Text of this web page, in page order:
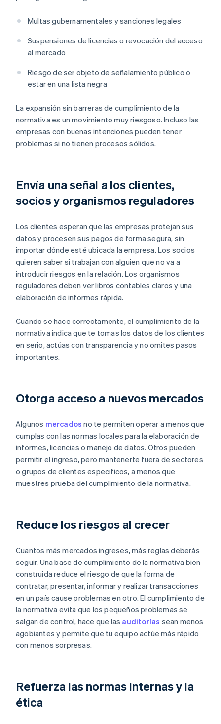
Multas gubernamentales y sanciones legales
Suspensiones de licencias o revocación del acceso
al mercado
Riesgo de ser objeto de señalamiento público o
estar en una lista negra
La expansión sin barreras de cumplimiento de la
normativa es un movimiento muy riesgoso. Incluso las
empresas con buenas intenciones pueden tener
problemas si no tienen procesos sólidos.
Envía una señal a los clientes,
socios y organismos reguladores
Los clientes esperan que las empresas protejan sus
datos y procesen sus pagos de forma segura, sin
importar dónde esté ubicada la empresa. Los socios
quieren saber si trabajan con alguien que no va a
introducir riesgos en la relación. Los organismos
reguladores deben ver libros contables claros y una
elaboración de informes rápida.
Cuando se hace correctamente, el cumplimiento de la
normativa indica que te tomas los datos de los clientes
en serio, actúas con transparencia y no omites pasos
importantes.
Otorga acceso a nuevos mercados
Algunos mercados no te permiten operar a menos que
cumplas con las normas locales para la elaboración de
informes, licencias o manejo de datos. Otros pueden
permitir el ingreso, pero mantenerte fuera de sectores
o grupos de clientes específicos, a menos que
muestres prueba del cumplimiento de la normativa.
Reduce los riesgos al crecer
Cuantos más mercados ingreses, más reglas deberás
seguir. Una base de cumplimiento de la normativa bien
construida reduce el riesgo de que la forma de
contratar, presentar, informar y realizar transacciones
en un país cause problemas en otro. El cumplimiento de
la normativa evita que los pequeños problemas se
salgan de control, hace que las auditorías sean menos
agobiantes y permite que tu equipo actúe más rápido
con menos sorpresas.
Refuerza las normas internas y la
ética